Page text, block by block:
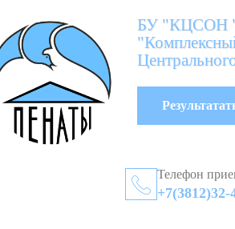
БУ "КЦСОН
Телефон
+7(3812)32-